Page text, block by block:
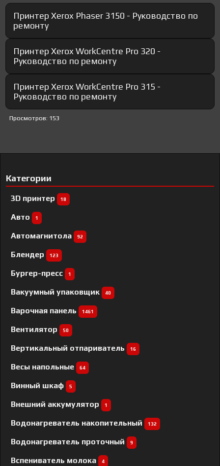
Принтер Xerox Phaser 3150 - Руководство по
ремонту
Принтер Xerox WorkCentre Pro 320 -
Руководство по ремонту
Принтер Xerox WorkCentre Pro 315 -
Руководство по ремонту
Просмотров: 153
Категории
3D принтер 18
Авто 1
Автомагнитола 92
Блендер 123
Бургер-пресс 1
Вакуумный упаковщик 40
Варочная панель 1461
Вентилятор 50
Вертикальный отпариватель 16
Весы напольные 64
Винный шкаф 5
Внешний аккумулятор 1
Водонагреватель накопительный 132
Водонагреватель проточный 9
Вспениватель молока 4